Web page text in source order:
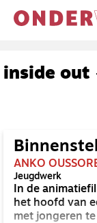
inside out
ANKO
Jeugdwerk
In de
het hoofd van
met jongeren